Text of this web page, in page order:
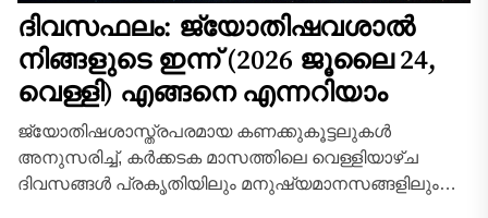
ദിവസഫലം: ജ്യോതിഷവശാൽ
നിങ്ങളുടെ ഇന്ന്‌ (2026 ജൂലൈ 24,
വെള്ളി) എങ്ങനെ എന്നറിയാം
ജ്യോതിഷശാസ്ത്രപരമായ കണക്കുകൂട്ടലുകൾ
അനുസരിച്ച്, കർക്കടക മാസത്തിലെ വെള്ളിയാഴ്ച
ദിവസങ്ങൾ പ്രകൃതിയിലും മനുഷ്യമാനസങ്ങളിലും